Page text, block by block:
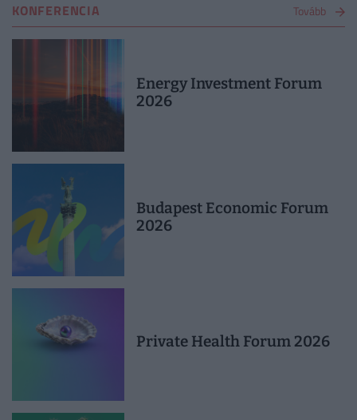
KONFERENCIA Tovább
Energy Investment Forum
2026
Budapest Economic Forum
2026
Private Health Forum 2026